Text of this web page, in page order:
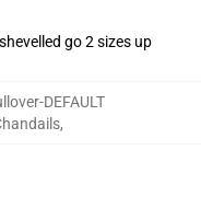
go 2 sizes up
DEFAULT
,